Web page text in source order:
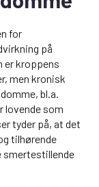
for
på
er kroppens
men kronisk
bl.a.
lovende som
tyder på, at det
tilhørende
smertestillende